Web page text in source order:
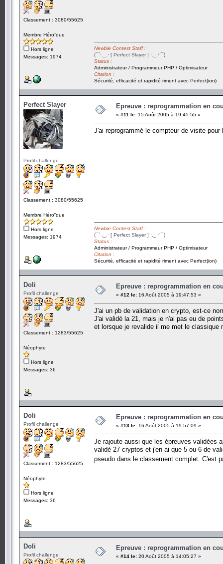
Classement : 3080/55625
Membre Héroïque
Hors ligne
Messages: 1974
Newbie Contest Staff :
(¯`·._.· [ Perfect Slayer ] ·._.·´¯)
Status :
Administrateur / Programmeur PHP / Optimisateur
Citation :
Sécurité, efficacité et rapidité riment avec Perfect(ion)
Perfect Slayer
Profil challenge
Classement : 3080/55625
Membre Héroïque
Hors ligne
Messages: 1974
Epreuve : reprogrammation en
« #11 le: 15 Août 2005 à 19:45:55 »
J'ai reprogrammé le compteur de visite
Newbie Contest Staff :
(¯`·._.· [ Perfect Slayer ] ·._.·´¯)
Status :
Administrateur / Programmeur PHP / Optimisateur
Citation :
Sécurité, efficacité et rapidité riment avec Perfect(ion)
Doli
Profil challenge
Classement : 1283/55625
Néophyte
Hors ligne
Messages: 36
Epreuve : reprogrammation en
« #12 le: 16 Août 2005 à 19:47:53 »
J'ai un pb de validation en crypto, est-ce
J'ai validé la 21, mais je n'ai pas eu de
et lorsque je revalide il me met le classique
Doli
Profil challenge
Classement : 1283/55625
Néophyte
Hors ligne
Messages: 36
Epreuve : reprogrammation en
« #13 le: 16 Août 2005 à 19:57:09 »
Je rajoute aussi que les épreuves validées
validé 27 cryptos et j'en ai que 5 ou 6 de
pseudo dans le classement complet. C'est
Doli
Profil challenge
Epreuve : reprogrammation en
« #14 le: 20 Août 2005 à 14:05:27 »